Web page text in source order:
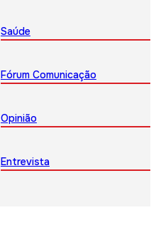
Saúde
Fórum Comunicação
Opinião
Entrevista